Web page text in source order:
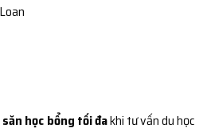
săn học bổng tối đakhi tư vấn du học